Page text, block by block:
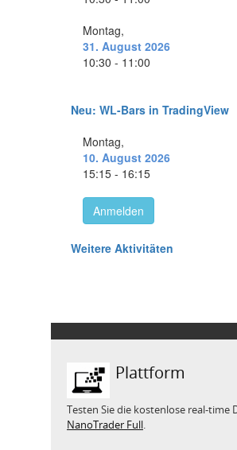
Plattform
Testen Sie die kostenlose real-time
NanoTrader Full.